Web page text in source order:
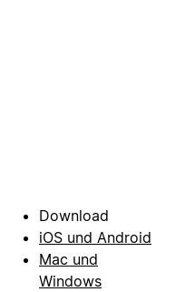
Download
iOS und Android
Mac und
Windows